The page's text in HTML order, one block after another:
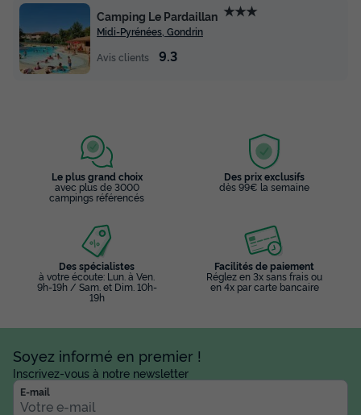
TENTE TOILE ET BOIS 4 personnes - > NOUVEAU Tente
Safari Premium 2 chambres
735 €
Voir les disponibilités
CHALET 5 personnes - Premium 34 m² (2
chambres) accès handicapé
Surface
Camping Le Pardaillan ★★★
Midi-Pyrénées, Gondrin
Avis clients
9.3
Le plus grand choix
avec plus de 3000
campings référencés
Des prix exclusifs
dès 99€ la semaine
Des spécialistes
à votre écoute: Lun. à Ven.
9h-19h / Sam. et Dim. 10h-
19h
Facilités de paiement
Réglez en 3x sans frais ou
en 4x par carte bancaire
Soyez informé en premier !
Inscrivez-vous à notre newsletter
E-mail